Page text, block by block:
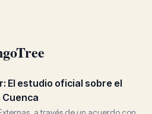
El estudio oficial sobre el